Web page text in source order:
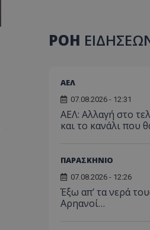
ΡΟΗ
ΑΕΛ
07.08.2026 - 12:31
ΑΕΛ: Αλλαγή στο
και το κανάλι που
ΠΑΡΑΣΚΗΝΙΟ
07.08.2026 - 12:26
Έξω απ’ τα νερά
Αρηανοί…